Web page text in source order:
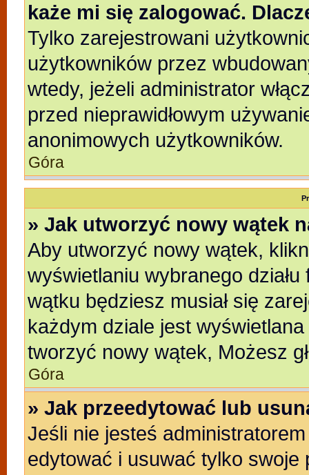
każe mi się zalogować.
Tylko zarejestrowani
użytkowników przez
wtedy, jeżeli administrator
przed nieprawidłowym
anonimowych użytkowników.
Góra
» Jak utworzyć nowy wątek
Aby utworzyć nowy wątek,
wyświetlaniu wybranego
wątku będziesz musiał się
każdym dziale jest
tworzyć nowy wątek, Możesz
Góra
» Jak przeedytować lub
Jeśli nie jesteś
edytować i usuwać tylko swoje